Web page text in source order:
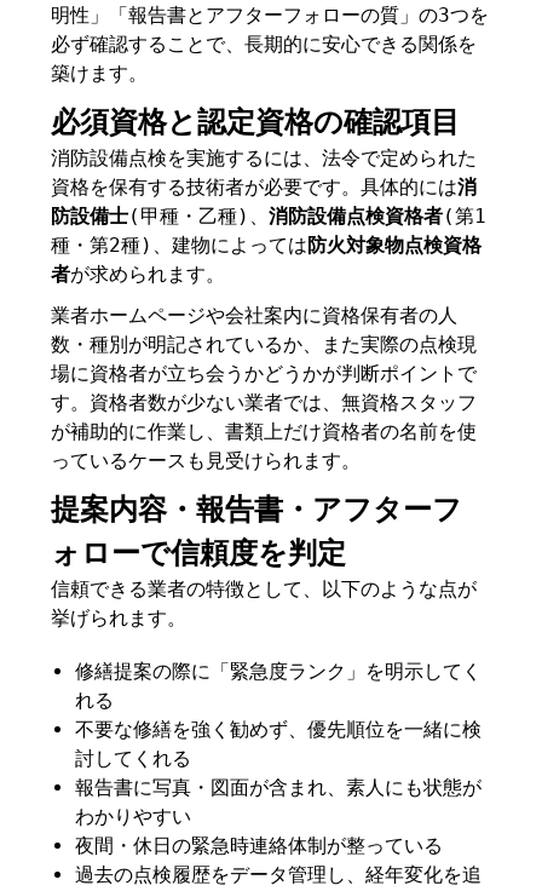
明性」「報告書とアフターフォローの質」の3つを
必ず確認することで、長期的に安心できる関係を
築けます。
必須資格と認定資格の確認項目
消防設備点検を実施するには、法令で定められた
資格を保有する技術者が必要です。具体的には消
防設備士(甲種・乙種)、消防設備点検資格者(第1
種・第2種)、建物によっては防火対象物点検資格
者が求められます。
業者ホームページや会社案内に資格保有者の人
数・種別が明記されているか、また実際の点検現
場に資格者が立ち会うかどうかが判断ポイントで
す。資格者数が少ない業者では、無資格スタッフ
が補助的に作業し、書類上だけ資格者の名前を使
っているケースも見受けられます。
提案内容・報告書・アフターフ
ォローで信頼度を判定
信頼できる業者の特徴として、以下のような点が
挙げられます。
修繕提案の際に「緊急度ランク」を明示してく
れる
不要な修繕を強く勧めず、優先順位を一緒に検
討してくれる
報告書に写真・図面が含まれ、素人にも状態が
わかりやすい
夜間・休日の緊急時連絡体制が整っている
過去の点検履歴をデータ管理し、経年変化を追